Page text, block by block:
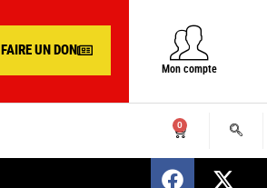
FAIRE UN DON
Mon compte
0
SENEGAL : Nomination d’un nouveau